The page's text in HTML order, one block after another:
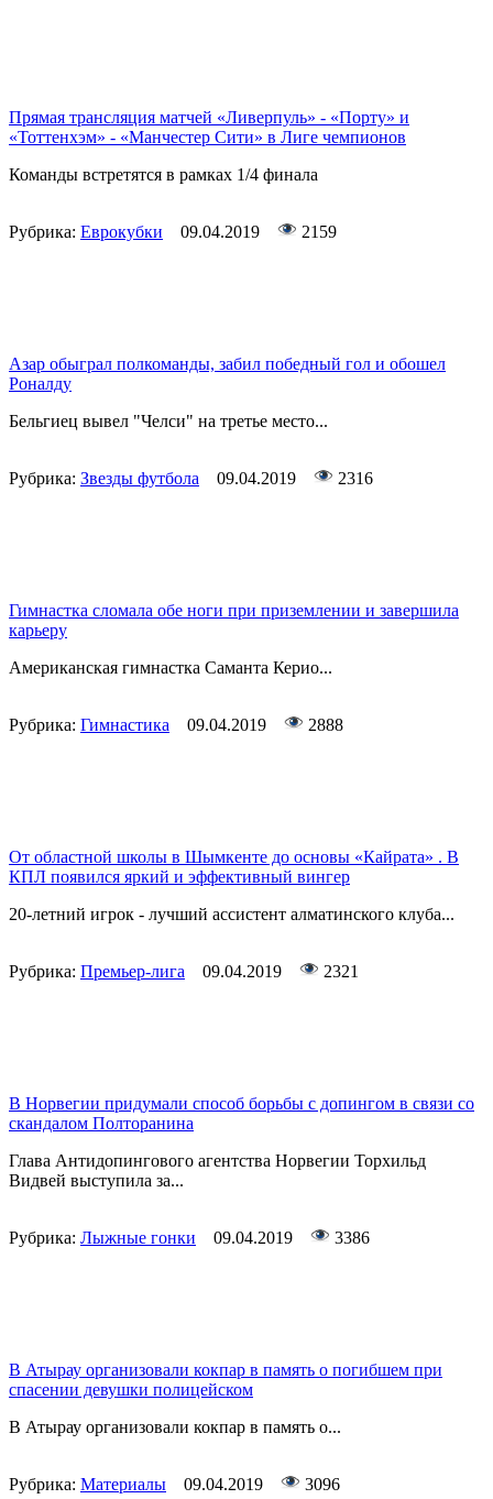
Прямая трансляция матчей «Ливерпуль» - «Порту» и
«Тоттенхэм» - «Манчестер Сити» в Лиге чемпионов
Команды встретятся в рамках 1/4 финала
Рубрика: Еврокубки 09.04.2019 2159
Азар обыграл полкоманды, забил победный гол и обошел
Роналду
Бельгиец вывел "Челси" на третье место...
Рубрика: Звезды футбола 09.04.2019 2316
Гимнастка сломала обе ноги при приземлении и завершила
карьеру
Американская гимнастка Саманта Керио...
Рубрика: Гимнастика 09.04.2019 2888
От областной школы в Шымкенте до основы «Кайрата» . В
КПЛ появился яркий и эффективный вингер
20-летний игрок - лучший ассистент алматинского клуба...
Рубрика: Премьер-лига 09.04.2019 2321
В Норвегии придумали способ борьбы с допингом в связи со
скандалом Полторанина
Глава Антидопингового агентства Норвегии Торхильд
Видвей выступила за...
Рубрика: Лыжные гонки 09.04.2019 3386
В Атырау организовали кокпар в память о погибшем при
спасении девушки полицейском
В Атырау организовали кокпар в память о...
Рубрика: Материалы 09.04.2019 3096